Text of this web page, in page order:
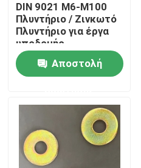
Προϊόντα
Σχετικά με εμάς
DIN 9021 M6-M100
Πλυντήριο / Ζινκωτό
Πλυντήριο για έργα
υποδομής
Αποστολή